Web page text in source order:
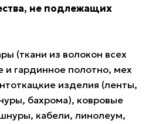
Консультант AMOTO
Здравствуйте! Готов
помочь вам. Напишите мне,
не подлежащих
(ткани из волокон всех
и гардинное полотно, мех
изделия (ленты,
бахрома), ковровые
кабели, линолеум,